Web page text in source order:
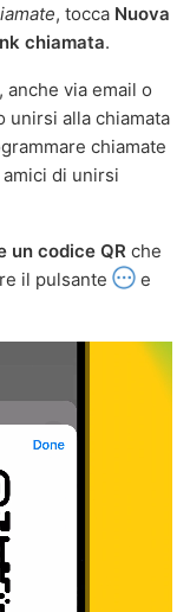
, tocca Nuova
chiamata.
via email o
unirsi alla chiamata
chiamate
di unirsi
un codice QR che
il pulsante
e